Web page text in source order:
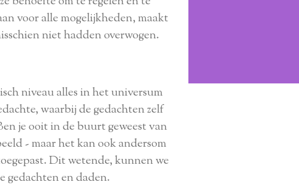
​​voor alle mogelijkheden, maakt
niet hadden overwogen.
niveau alles in het universum
waarbij de gedachten zelf
je ooit in de buurt geweest van
- maar het kan ook andersom
Dit wetende, kunnen we
gedachten en daden.